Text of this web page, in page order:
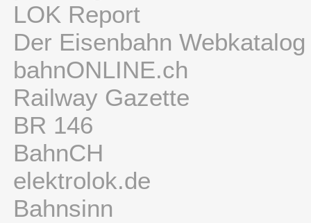
LOK Report
Der Eisenbahn Webkatalog
bahnONLINE.ch
Railway Gazette
BR 146
BahnCH
elektrolok.de
Bahnsinn